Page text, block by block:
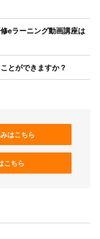
eラーニング動画講座は
とができますか？
はこちら
こちら